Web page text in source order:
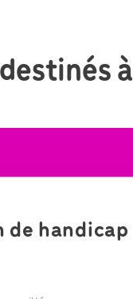
à
de handicap